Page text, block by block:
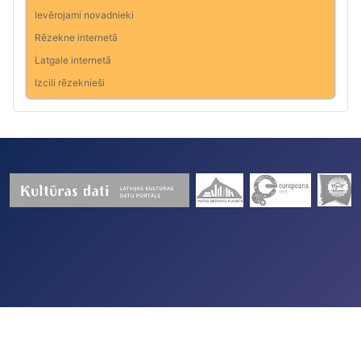
Ievērojami novadnieki
Rēzekne internetā
Latgale internetā
Izcili rēzeknieši